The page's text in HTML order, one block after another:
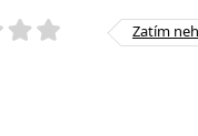
Zatím